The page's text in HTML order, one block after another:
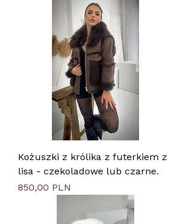
Kożuszki z królika z futerkiem z
lisa - czekoladowe lub czarne.
Preis
850,00 PLN